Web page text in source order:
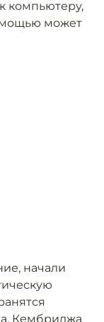
компьютеру,
может
начали
Кембриджа